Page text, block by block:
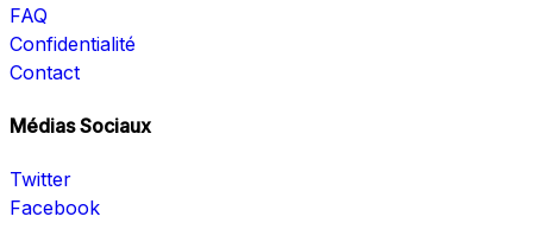
FAQ
Confidentialité
Contact
Médias Sociaux
Twitter
Facebook